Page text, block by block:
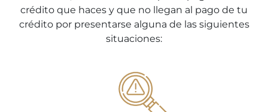
crédito que haces y que no llegan al pago de tu
crédito por presentarse alguna de las siguientes
situaciones: